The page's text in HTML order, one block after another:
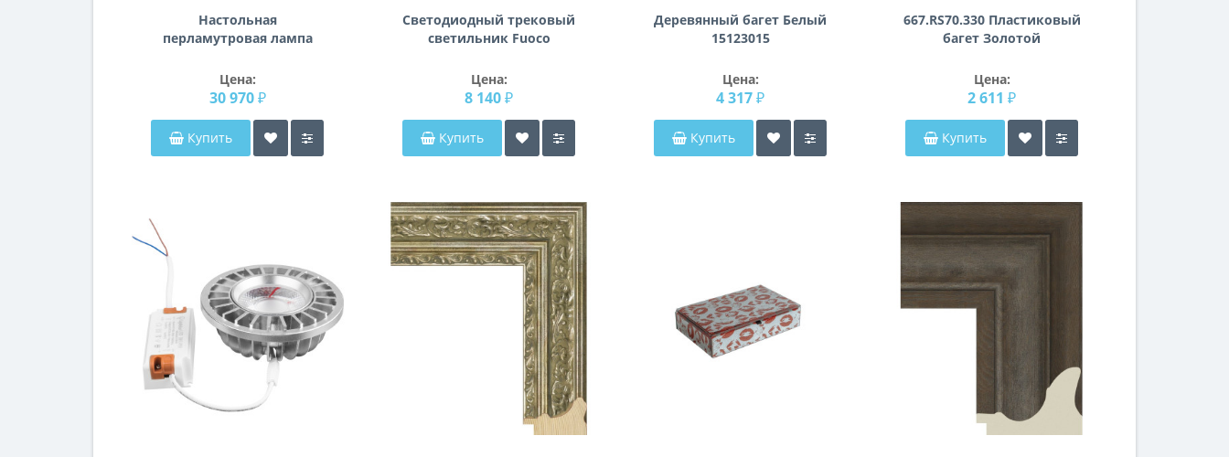
Настольная
перламутровая лампа
Цена:
30 970 ₽
Купить
Светодиодный трековый
светильник Fuoco
Цена:
8 140 ₽
Купить
Деревянный багет Белый
15123015
Цена:
4 317 ₽
Купить
667.RS70.330 Пластиковый
багет Золотой
Цена:
2 611 ₽
Купить